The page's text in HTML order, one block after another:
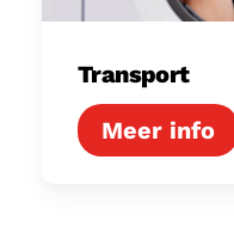
Transport